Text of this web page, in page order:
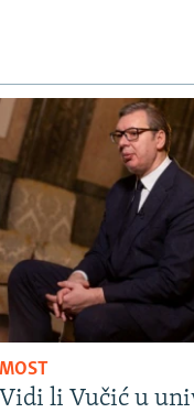
MOST
Vidi li Vučić u